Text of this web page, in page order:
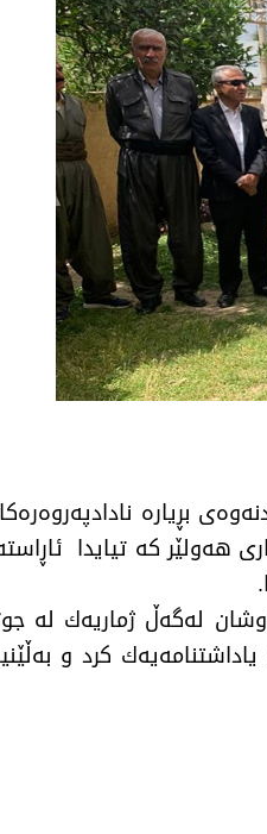
بڕیارە
هەولێر كە تیایدا
لەگەڵ ژماریەك لە
كرد و